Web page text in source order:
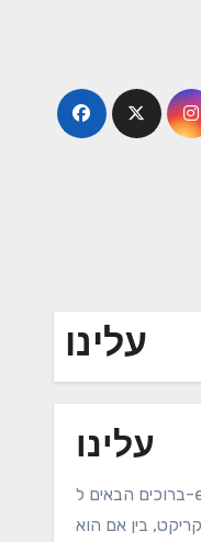
עלינו
עלינו
ברוכים הבאים ל-ecriturbulente.com! אנחנו כאן כדי לספק לכם את כל המידע שאתם צריכים על קריקט – מממוצעי
בין אם הוא